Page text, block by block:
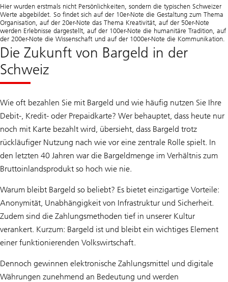
Hier wurden erstmals nicht Persönlichkeiten, sondern die typischen Schweizer
Werte abgebildet. So findet sich auf der 10er-Note die Gestaltung zum Thema
Organisation, auf der 20er-Note das Thema Kreativität, auf der 50er-Note
werden Erlebnisse dargestellt, auf der 100er-Note die humanitäre Tradition, auf
der 200er-Note die Wissenschaft und auf der 1000er-Note die Kommunikation.
Die Zukunft von Bargeld in der
Schweiz
Wie oft bezahlen Sie mit Bargeld und wie häufig nutzen Sie Ihre
Debit-, Kredit- oder Prepaidkarte? Wer behauptet, dass heute nur
noch mit Karte bezahlt wird, übersieht, dass Bargeld trotz
rückläufiger Nutzung nach wie vor eine zentrale Rolle spielt. In
den letzten 40 Jahren war die Bargeldmenge im Verhältnis zum
Bruttoinlandsprodukt so hoch wie nie.
Warum bleibt Bargeld so beliebt? Es bietet einzigartige Vorteile:
Anonymität, Unabhängigkeit von Infrastruktur und Sicherheit.
Zudem sind die Zahlungsmethoden tief in unserer Kultur
verankert. Kurzum: Bargeld ist und bleibt ein wichtiges Element
einer funktionierenden Volkswirtschaft.
Dennoch gewinnen elektronische Zahlungsmittel und digitale
Währungen zunehmend an Bedeutung und werden